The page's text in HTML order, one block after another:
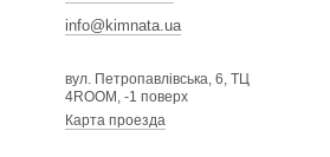
info@kimnata.ua
вул. Петропавлівська, 6, ТЦ
4ROOM, -1 поверх
Карта проезда